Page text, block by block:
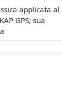
applicata al
GPS; sua